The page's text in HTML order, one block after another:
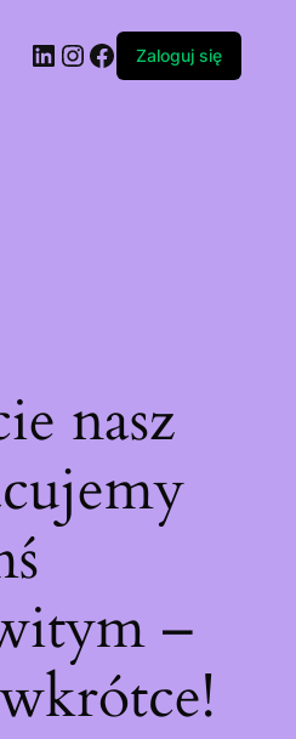
LinkedIn
Instagram
Facebook
Zaloguj się
nasz
–